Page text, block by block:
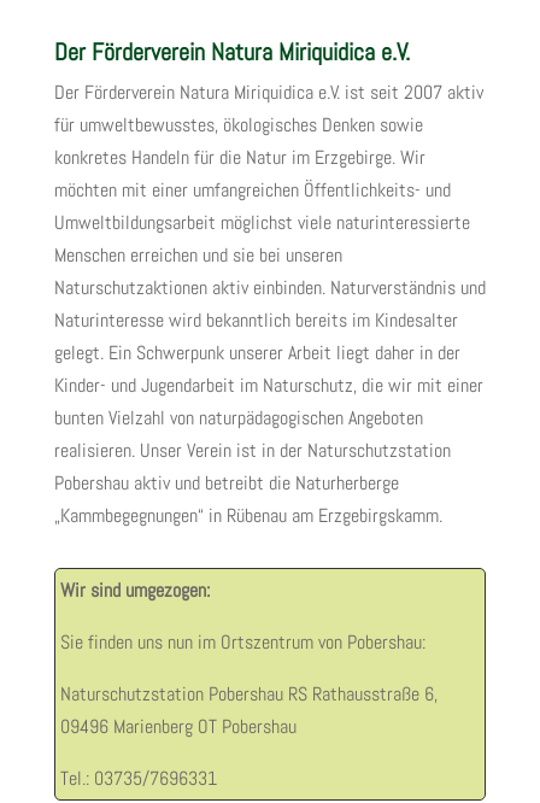
Der Förderverein Natura Miriquidica e.V.
Der Förderverein Natura Miriquidica e.V. ist seit 2007 aktiv
für umweltbewusstes, ökologisches Denken sowie
konkretes Handeln für die Natur im Erzgebirge. Wir
möchten mit einer umfangreichen Öffentlichkeits- und
Umweltbildungsarbeit möglichst viele naturinteressierte
Menschen erreichen und sie bei unseren
Naturschutzaktionen aktiv einbinden. Naturverständnis und
Naturinteresse wird bekanntlich bereits im Kindesalter
gelegt. Ein Schwerpunk unserer Arbeit liegt daher in der
Kinder- und Jugendarbeit im Naturschutz, die wir mit einer
bunten Vielzahl von naturpädagogischen Angeboten
realisieren. Unser Verein ist in der Naturschutzstation
Pobershau aktiv und betreibt die Naturherberge
„Kammbegegnungen“ in Rübenau am Erzgebirgskamm.
Wir sind umgezogen:
Sie finden uns nun im Ortszentrum von Pobershau:
Naturschutzstation Pobershau RS Rathausstraße 6,
09496 Marienberg OT Pobershau
Tel.: 03735/7696331